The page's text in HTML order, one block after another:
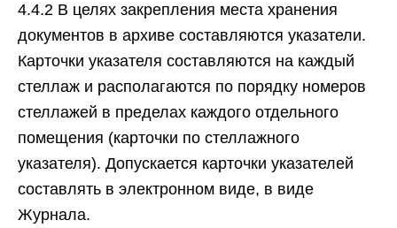
4.4.2 В целях закрепления места хранения
документов в архиве составляются указатели.
Карточки указателя составляются на каждый
стеллаж и располагаются по порядку номеров
стеллажей в пределах каждого отдельного
помещения (карточки по стеллажного
указателя). Допускается карточки указателей
составлять в электронном виде, в виде
Журнала.